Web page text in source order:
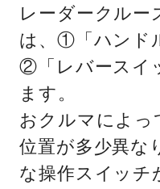
レーダークルー
は、①「ハンド
②「レバースイ
ます。
おクルマによっ
位置が多少異な
な操作スイッチ